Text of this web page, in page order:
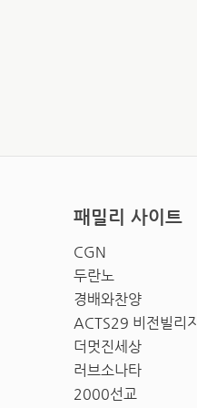
패밀리 사이트
CGN
두란노
경배와찬양
ACTS29 비전빌리지
더멋진세상
러브소나타
2000선교